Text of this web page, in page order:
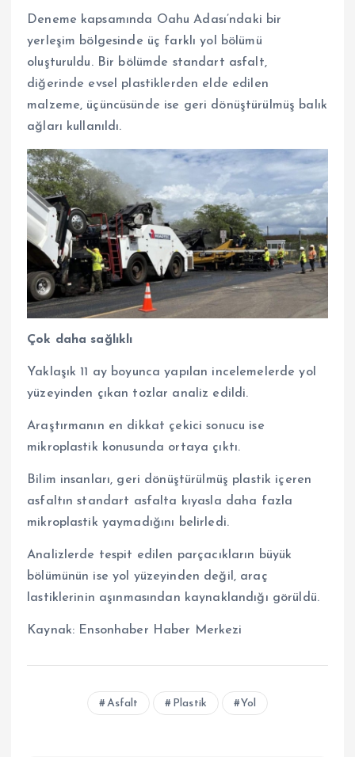
Deneme kapsamında Oahu Adası’ndaki bir
yerleşim bölgesinde üç farklı yol bölümü
oluşturuldu. Bir bölümde standart asfalt,
diğerinde evsel plastiklerden elde edilen
malzeme, üçüncüsünde ise geri dönüştürülmüş balık
ağları kullanıldı.
Çok daha sağlıklı
Yaklaşık 11 ay boyunca yapılan incelemelerde yol
yüzeyinden çıkan tozlar analiz edildi.
Araştırmanın en dikkat çekici sonucu ise
mikroplastik konusunda ortaya çıktı.
Bilim insanları, geri dönüştürülmüş plastik içeren
asfaltın standart asfalta kıyasla daha fazla
mikroplastik yaymadığını belirledi.
Analizlerde tespit edilen parçacıkların büyük
bölümünün ise yol yüzeyinden değil, araç
lastiklerinin aşınmasından kaynaklandığı görüldü.
Kaynak: Ensonhaber Haber Merkezi
Asfalt Plastik Yol